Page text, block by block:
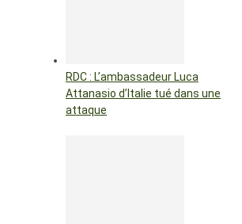
RDC : L’ambassadeur Luca
Attanasio d’Italie tué dans une
attaque